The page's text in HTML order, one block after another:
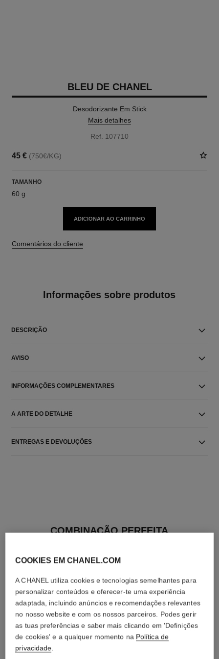
BLEU DE CHANEL
Desodorizante Em Stick
Mais detalhes
Ref. 107710
45 € (750€/KG)
TAMANHO
60 g
ADICIONAR AO CARRINHO
Comentários do cliente
Informações sobre produtos
DESCRIÇÃO
AVISO
INFORMAÇÕES COMPLEMENTARES
A ARTE DO DETALHE
ENTREGAS E DEVOLUÇÕES
COMBINAÇÃO PERFEITA
COOKIES EM CHANEL.COM
A CHANEL utiliza cookies e tecnologias semelhantes para
personalizar conteúdos e oferecer-te uma experiência
adaptada, incluindo anúncios e recomendações relevantes
no nosso website e com os nossos parceiros. Podes gerir
as tuas preferências e saber mais clicando em 'Definições
de cookies' e a qualquer momento na Política de
privacidade